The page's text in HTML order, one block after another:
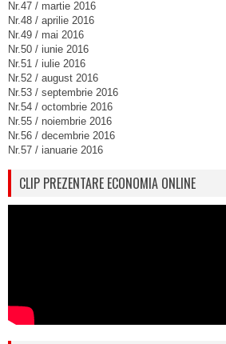
Nr.47 / martie 2016
Nr.48 / aprilie 2016
Nr.49 / mai 2016
Nr.50 / iunie 2016
Nr.51 / iulie 2016
Nr.52 / august 2016
Nr.53 / septembrie 2016
Nr.54 / octombrie 2016
Nr.55 / noiembrie 2016
Nr.56 / decembrie 2016
Nr.57 / ianuarie 2016
CLIP PREZENTARE ECONOMIA ONLINE